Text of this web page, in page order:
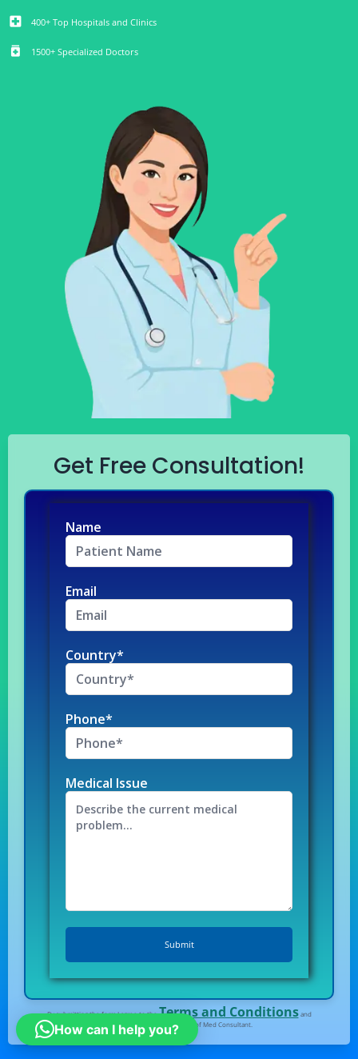
local_hospital 400+ Top Hospitals and Clinics
medication 1500+ Specialized Doctors
Get Free Consultation!
Name
Email
Country*
Phone*
Medical Issue
By submitting the form I agree to theTerms and Conditionsand
Privacy Policy of Med Consultant.
How can I help you?